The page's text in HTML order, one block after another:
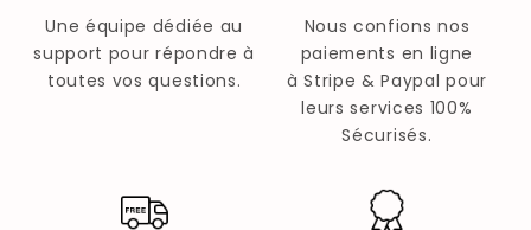
Une équipe dédiée au
support pour répondre à
toutes vos questions.
Nous confions nos
paiements en ligne
à Stripe & Paypal pour
leurs services 100%
Sécurisés.